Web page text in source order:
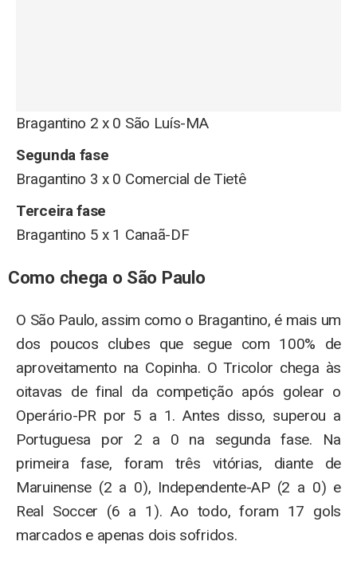
Bragantino 2 x 0 São Luís-MA
Segunda fase
Bragantino 3 x 0 Comercial de Tietê
Terceira fase
Bragantino 5 x 1 Canaã-DF
Como chega o São Paulo
O São Paulo, assim como o Bragantino, é mais um
dos poucos clubes que segue com 100% de
aproveitamento na Copinha. O Tricolor chega às
oitavas de final da competição após golear o
Operário-PR por 5 a 1. Antes disso, superou a
Portuguesa por 2 a 0 na segunda fase. Na
primeira fase, foram três vitórias, diante de
Maruinense (2 a 0), Independente-AP (2 a 0) e
Real Soccer (6 a 1). Ao todo, foram 17 gols
marcados e apenas dois sofridos.